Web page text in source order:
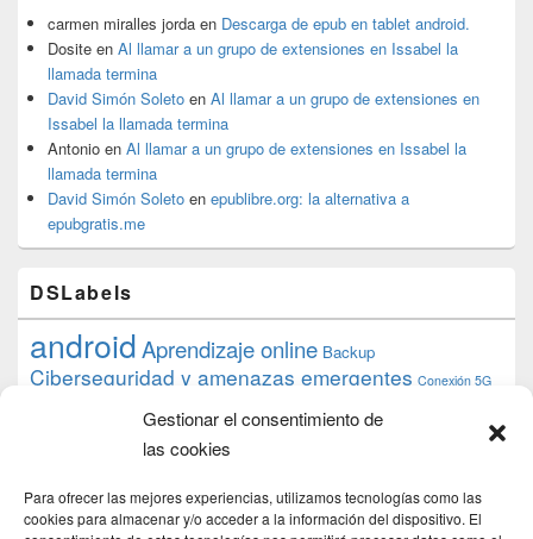
Gestionar el consentimiento de
las cookies
Para ofrecer las mejores experiencias, utilizamos tecnologías como las
cookies para almacenar y/o acceder a la información del dispositivo. El
carmen miralles jorda en Descarga de epub en tablet android.
Dosite en Al llamar a un grupo de extensiones en Issabel la
llamada termina
David Simón Soleto en Al llamar a un grupo de extensiones en
Issabel la llamada termina
Antonio en Al llamar a un grupo de extensiones en Issabel la
llamada termina
David Simón Soleto en epublibre.org: la alternativa a
epubgratis.me
DSLabels
androidAprendizaje online Backup
Ciberseguridad y amenazas emergentes Conexión 5G
datos debian desarrollo web
Formación Google
iphone
proyecto PS4 python Raspberryraspberrypi